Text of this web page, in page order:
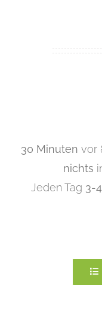
30 Minuten vor
nichts
Jeden Tag 3-